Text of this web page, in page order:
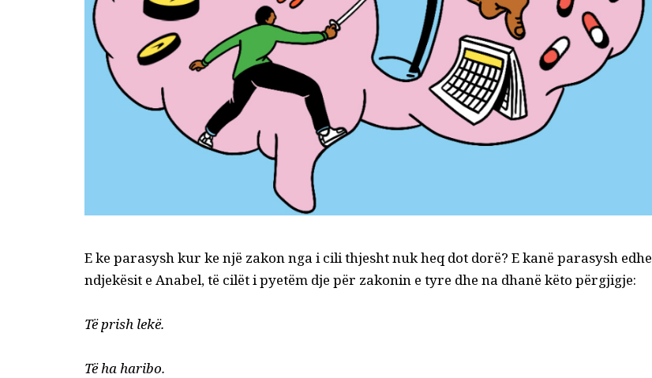
E ke parasysh kur ke një zakon nga i cili thjesht nuk heq dot dorë? E kanë parasysh edhe
ndjekësit e Anabel, të cilët i pyetëm dje për zakonin e tyre dhe na dhanë këto përgjigje:
Të prish lekë.
Të ha haribo.